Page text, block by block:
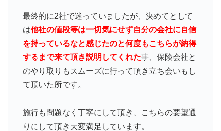
最終的に2社で迷っていましたが、決めてとして
は他社の値段等は一切気にせず自分の会社に自信
を持っているなと感じたのと何度もこちらが納得
するまで来て頂き説明してくれた事、保険会社と
のやり取りもスムーズに行って頂き立ち会いもし
て頂いた所です。
施行も問題なく丁寧にして頂き、こちらの要望通
りにして頂き大変満足しています。